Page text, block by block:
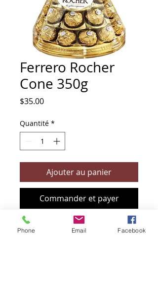
Ferrero Rocher
Cone 350g
$35.00Prix
Quantité *
Ajouter au panier
Commander et payer
Phone Email Facebook